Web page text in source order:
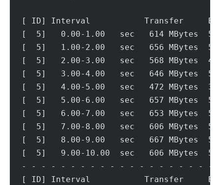
[ ID] Interval           Transfer
[  5]   0.00-1.00   sec   614
[  5]   1.00-2.00   sec   656
[  5]   2.00-3.00   sec   568
[  5]   3.00-4.00   sec   646
[  5]   4.00-5.00   sec   472
[  5]   5.00-6.00   sec   657
[  5]   6.00-7.00   sec   653
[  5]   7.00-8.00   sec   606
[  5]   8.00-9.00   sec   667
[  5]   9.00-10.00  sec   606
- - - - - - - - - - - - - - - - - - - -
[ ID] Interval           Transfer